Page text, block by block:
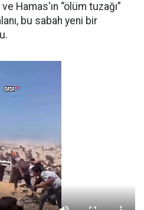
Hamas'ın “ölüm tuzağı”
bu sabah yeni bir